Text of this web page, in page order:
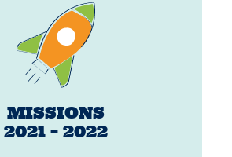
MISSIONS
2021 – 2022